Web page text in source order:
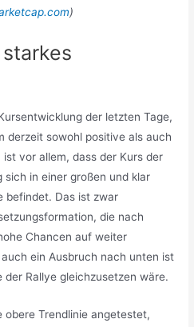
)
der letzten Tage,
derzeit sowohl positive als auch
vor allem, dass der Kurs der
in einer großen und klar
befindet. Das ist zwar
die nach
Chancen auf weiter
ein Ausbruch nach unten ist
der Rallye gleichzusetzen wäre.
obere Trendlinie angetestet,